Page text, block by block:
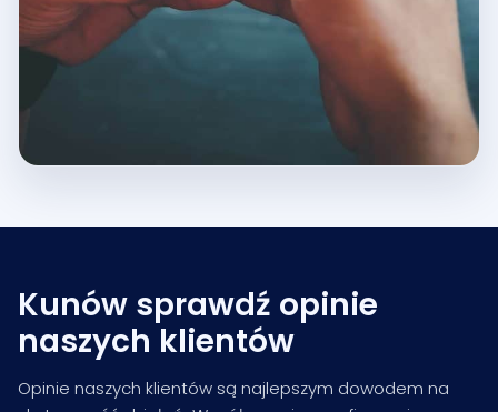
Kunów sprawdź opinie
naszych klientów
Opinie naszych klientów są najlepszym dowodem na